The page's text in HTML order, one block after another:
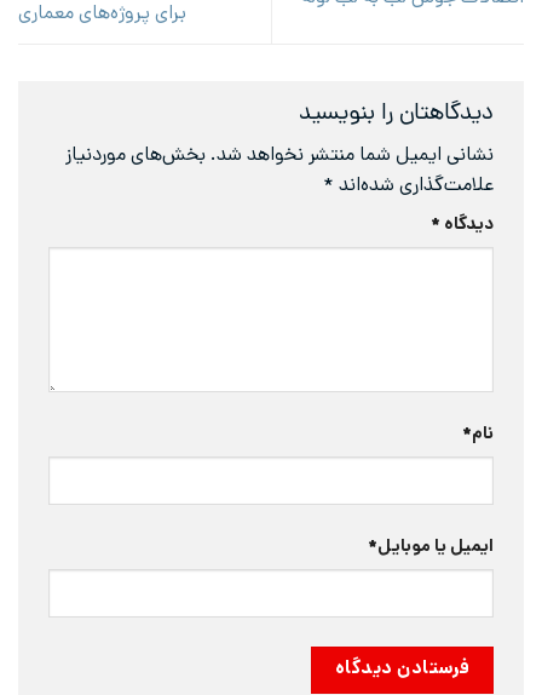
برای پروژه‌های معماری
دیدگاهتان را بنویسید
نشانی ایمیل شما منتشر نخواهد شد. بخش‌های موردنیاز
علامت‌گذاری شده‌اند *
دیدگاه *
نام*
ایمیل یا موبایل*